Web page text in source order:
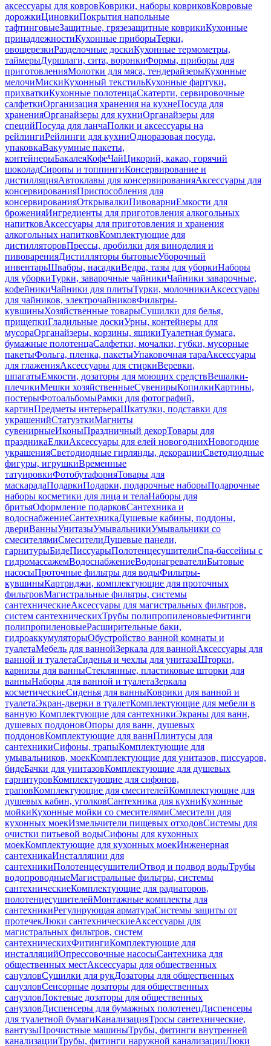
аксессуары для ковровКоврики, наборы ковриковКовровые
дорожкиЦиновкиПокрытия напольные
тафтинговыеЗащитные, грязезащитные коврикиКухонные
принадлежностиКухонные приборыТерки,
овощерезкиРазделочные доскиКухонные термометры,
таймерыДуршлаги, сита, воронкиФормы, приборы для
приготовленияМолотки для мяса, тендерайзерыКухонные
мелочиМискиКухонный текстильКухонные фартуки,
прихваткиКухонные полотенцаСкатерти, сервировочные
салфеткиОрганизация хранения на кухнеПосуда для
храненияОрганайзеры для кухниОрганайзеры для
специйПосуда для ланчаПолки и аксессуары на
рейлингиРейлинги для кухниОдноразовая посуда,
упаковкаВакуумные пакеты,
контейнерыБакалеяКофеЧайЦикорий, какао, горячий
шоколадСиропы и топпингиКонсервирование и
дистилляцияАвтоклавы для консервированияАксессуары для
консервированияПриспособления для
консервированияОткрывалкиПивоварниЕмкости для
броженияИнгредиенты для приготовления алкогольных
напитковАксессуары для приготовления и хранения
алкогольных напитковКомплектующие для
дистилляторовПрессы, дробилки для виноделия и
пивоваренияДистилляторы бытовыеУборочный
инвентарьШвабры, насадкиВедра, тазы для уборкиНаборы
для уборкиТурки, заварочные чайникиЧайники заварочные,
кофейникиЧайники для плитыТурки, молочникиАксессуары
для чайников, электрочайниковФильтры-
кувшиныХозяйственные товарыСушилки для белья,
прищепкиГладильные доскиУрны, контейнеры для
мусораОрганайзеры, корзины, ящикиТуалетная бумага,
бумажные полотенцаСалфетки, мочалки, губки, мусорные
пакетыФольга, пленка, пакетыУпаковочная тараАксессуары
для глаженияАксессуары для стиркиВеревки,
шпагатыЕмкости, дозаторы для моющих средствВешалки-
плечикиМешки хозяйственныеСувенирыКопилкиКартины,
постерыФотоальбомыРамки для фотографий,
картинПредметы интерьераШкатулки, подставки для
украшенийСтатуэткиМагниты
сувенирныеИконыПраздничный декорТовары для
праздникаЕлкиАксессуары для елей новогоднихНовогодние
украшенияСветодиодные гирлянды, декорацииСветодиодные
фигуры, игрушкиВременные
татуировкиФотобутафорияТовары для
маскарадаПодаркиПодарки, подарочные наборыПодарочные
наборы косметики для лица и телаНаборы для
бритьяОформление подарковСантехника и
водоснабжениеСантехникаДушевые кабины, поддоны,
двериВанныУнитазыУмывальникиУмывальники со
смесителямиСмесителиДушевые панели,
гарнитурыБидеПиссуарыПолотенцесушителиСпа-бассейны с
гидромассажемВодоснабжениеВодонагревателиБытовые
насосыПроточные фильтры для водыФильтры-
кувшиныКартриджи, комплектующие для проточных
фильтровМагистральные фильтры, системы
сантехническиеАксессуары для магистральных фильтров,
систем сантехническихТрубы полипропиленовыеФитинги
полипропиленовыеРасширительные баки,
гидроаккумуляторыОбустройство ванной комнаты и
туалетаМебель для ваннойЗеркала для ваннойАксессуары для
ванной и туалетаСиденья и чехлы для унитазаШторки,
карнизы для ванныСтеклянные, пластиковые шторки для
ванныНаборы для ванной и туалетаЗеркала
косметическиеСиденья для ванныКоврики для ванной и
туалетаЭкран-дверки в туалетКомплектующие для мебели в
ванную Комплектующие для сантехникиЭкраны для ванн,
душевых поддоновОпоры для ванн, душевых
поддоновКомплектующие для ваннПлинтусы для
сантехникиСифоны, трапыКомплектующие для
умывальников, моекКомплектующие для унитазов, писсуаров,
бидеБачки для унитазовКомплектующие для душевых
гарнитуровКомплектующие для сифонов,
траповКомплектующие для смесителейКомплектующие для
душевых кабин, уголковСантехника для кухниКухонные
мойкиКухонные мойки со смесителямиСмесители для
кухонных моекИзмельчители пищевых отходовСистемы для
очистки питьевой водыСифоны для кухонных
моекКомплектующие для кухонных моекИнженерная
сантехникаИнсталляции для
сантехникиПолотенцесушителиОтвод и подвод водыТрубы
водопроводныеМагистральные фильтры, системы
сантехническиеКомплектующие для радиаторов,
полотенцесушителейМонтажные комплекты для
сантехникиРегулирующая арматураСистемы защиты от
протечекЛюки сантехническиеАксессуары для
магистральных фильтров, систем
сантехническихФитингиКомплектующие для
инсталляцийОпрессовочные насосыСантехника для
общественных местАксессуары для общественных
санузловСушилки для рукДозаторы для общественных
санузловСенсорные дозаторы для общественных
санузловЛоктевые дозаторы для общественных
санузловДиспенсеры для бумажных полотенецДиспенсеры
для туалетной бумагиКанализацияТросы сантехнические,
вантузыПрочистные машиныТрубы, фитинги внутренней
канализацииТрубы, фитинги наружной канализацииЛюки